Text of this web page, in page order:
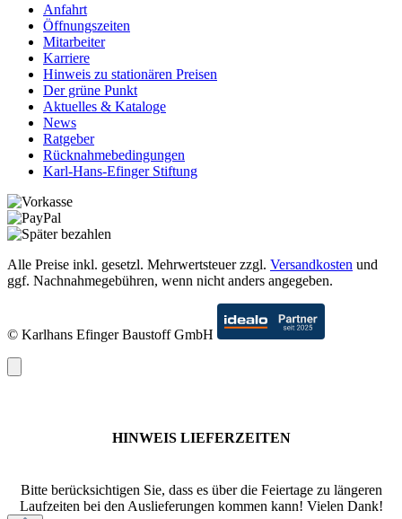
Anfahrt
Öffnungszeiten
Mitarbeiter
Karriere
Hinweis zu stationären Preisen
Der grüne Punkt
Aktuelles & Kataloge
News
Ratgeber
Rücknahmebedingungen
Karl-Hans-Efinger Stiftung
Alle Preise inkl. gesetzl. Mehrwertsteuer zzgl. Versandkosten und
ggf. Nachnahmegebühren, wenn nicht anders angegeben.
© Karlhans Efinger Baustoff GmbH
HINWEIS LIEFERZEITEN
Bitte berücksichtigen Sie, dass es über die Feiertage zu längeren
Laufzeiten bei den Auslieferungen kommen kann! Vielen Dank!